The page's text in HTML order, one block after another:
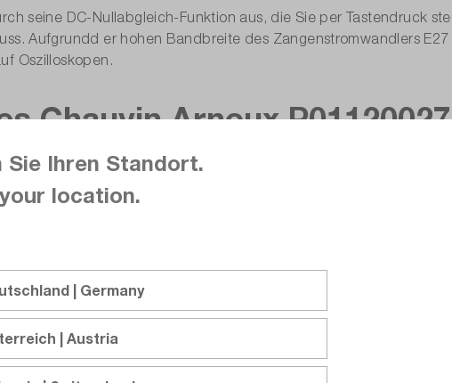
seine DC-Nullabgleich-Funktion aus, die Sie per Tastendruck
Aufgrundd er hohen Bandbreite des Zangenstromwandlers
Oszilloskopen.
Chauvin Arnoux
A, 10 mV/A
USB-B-Steckbuchse
Sie Ihren Standort.
location.
| Germany
| Austria